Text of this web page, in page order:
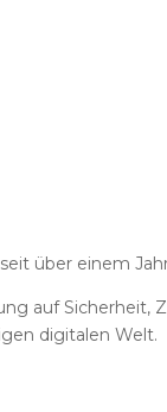
über einem
auf
digitalen Welt.